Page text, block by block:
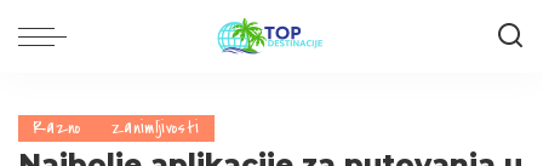
Razno Zanimljivosti